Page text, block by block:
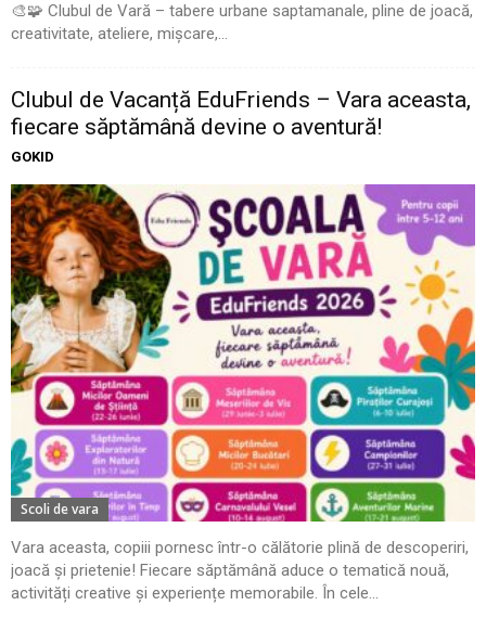
🎨🧩 Clubul de Vară – tabere urbane saptamanale, pline de joacă,
creativitate, ateliere, mișcare,...
Clubul de Vacanță EduFriends – Vara aceasta,
fiecare săptămână devine o aventură!
GOKID
Scoli de vara
Vara aceasta, copiii pornesc într-o călătorie plină de descoperiri,
joacă și prietenie! Fiecare săptămână aduce o tematică nouă,
activități creative și experiențe memorabile. În cele...